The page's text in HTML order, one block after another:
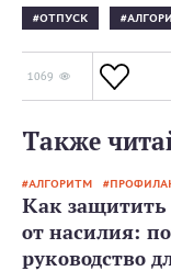
ОТПУСК
1069
Также
АЛГОРИТМ
Как защитить
от насилия:
руководство